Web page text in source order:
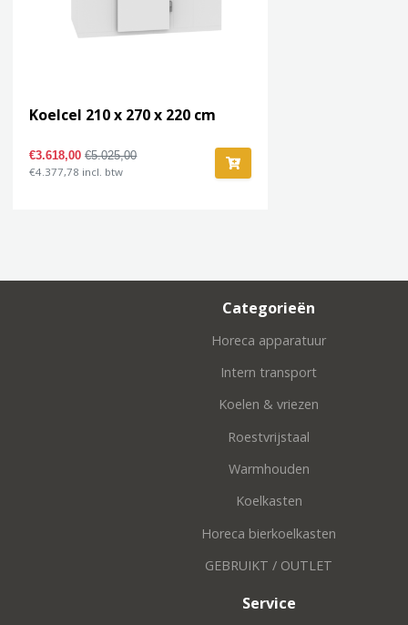
Koelcel 210 x 270 x 220 cm
€3.618,00€5.025,00
€4.377,78 incl. btw
Categorieën
Horeca apparatuur
Intern transport
Koelen & vriezen
Roestvrijstaal
Warmhouden
Koelkasten
Horeca bierkoelkasten
GEBRUIKT / OUTLET
Service